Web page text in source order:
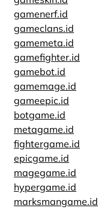
gamenerf.id
gameclans.id
gamemeta.id
gamefighter.id
gamebot.id
gamemage.id
gameepic.id
botgame.id
metagame.id
fightergame.id
epicgame.id
magegame.id
hypergame.id
marksmangame.id